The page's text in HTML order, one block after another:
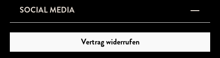
SOCIAL MEDIA
Vertrag widerrufen